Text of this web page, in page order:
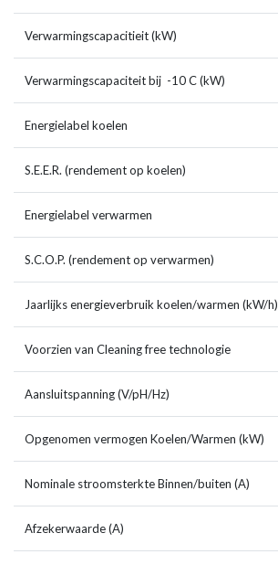
Verwarmingscapacitieit (kW)
Verwarmingscapaciteit bij -10 C (kW)
Energielabel koelen
S.E.E.R. (rendement op koelen)
Energielabel verwarmen
S.C.O.P. (rendement op verwarmen)
Jaarlijks energieverbruik koelen/warmen (kW/h)
Voorzien van Cleaning free technologie
Aansluitspanning (V/pH/Hz)
Opgenomen vermogen Koelen/Warmen (kW)
Nominale stroomsterkte Binnen/buiten (A)
Afzekerwaarde (A)